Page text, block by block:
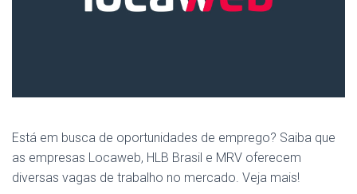
Está em busca de oportunidades de emprego? Saiba que
as empresas Locaweb, HLB Brasil e MRV oferecem
diversas vagas de trabalho no mercado. Veja mais!